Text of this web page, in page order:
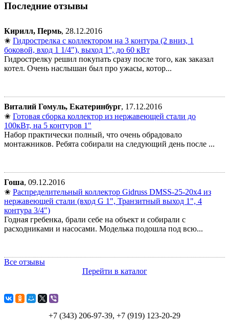
Последние отзывы
Кирилл, Пермь, 28.12.2016
✬ Гидрострелка с коллектором на 3 контура (2 вниз, 1
боковой, вход 1 1/4"), выход 1'', до 60 кВт
Гидрострелку решил покупать сразу после того, как заказал
котел. Очень наслышан был про ужасы, котор...
Виталий Гомуль, Екатеринбург, 17.12.2016
✬ Готовая сборка коллектор из нержавеющей стали до
100кВт, на 5 контуров 1"
Набор практически полный, что очень обрадовало
монтажников. Ребята собирали на следующий день после ...
Гоша, 09.12.2016
✬ Распределительный коллектор Gidruss DMSS-25-20x4 из
нержавеющей стали (вход G 1", Транзитный выход 1", 4
контура 3/4")
Годная гребенка, брали себе на объект и собирали с
расходниками и насосами. Моделька подошла под всю...
Все отзывы
Перейти в каталог
+7 (343) 206-97-39, +7 (919) 123-20-29